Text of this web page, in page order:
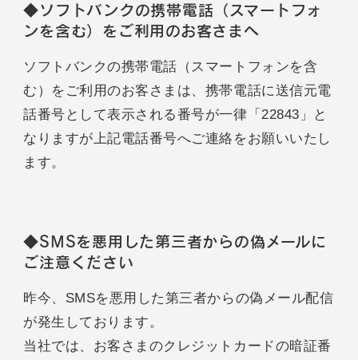
◆ソフトバンクの携帯電話（スマートフォ
ンを含む）をご利用のお客さまへ
ソフトバンクの携帯電話（スマートフォンを含
む）をご利用のお客さまは、携帯電話に送信元電
話番号として表示される番号が一律「22843」と
なりますが上記電話番号へご連絡をお願いいたし
ます。
◆SMSを悪用した第三者からの偽メールに
ご注意ください
昨今、SMSを悪用した第三者からの偽メール配信
が発生しております。
当社では、お客さまのクレジットカードの暗証番